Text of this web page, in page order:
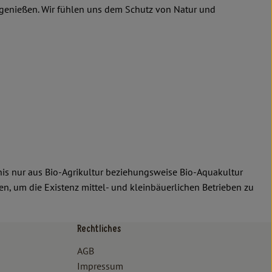
Wir fühlen uns dem Schutz von Natur und
nur aus Bio-Agrikultur beziehungsweise Bio-Aquakultur
um die Existenz mittel- und kleinbäuerlichen Betrieben zu
verbraucher
www.oekokiste.de/
Rechtliches
AGB
Impressum